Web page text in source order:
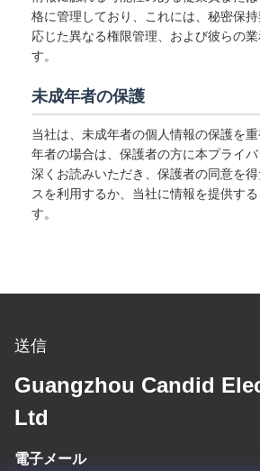
格に管理しており、これには、秘密保
応じた異なる権限管理、および彼らの
す。
未成年者の保護
当社は、未成年者の個人情報の保護を
年者の場合は、保護者の方に本プライ
深くお読みいただき、保護者の同意を
スを利用するか、当社に情報を提供す
す。
送信
Guangzhou Candid
Ltd
電子メール